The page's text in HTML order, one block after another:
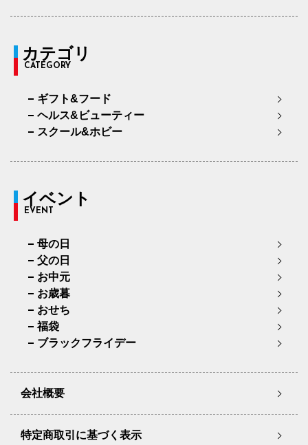
カテゴリ
CATEGORY
ギフト&フード
ヘルス&ビューティー
スクール&ホビー
イベント
EVENT
母の日
父の日
お中元
お歳暮
おせち
福袋
ブラックフライデー
会社概要
特定商取引に基づく表示